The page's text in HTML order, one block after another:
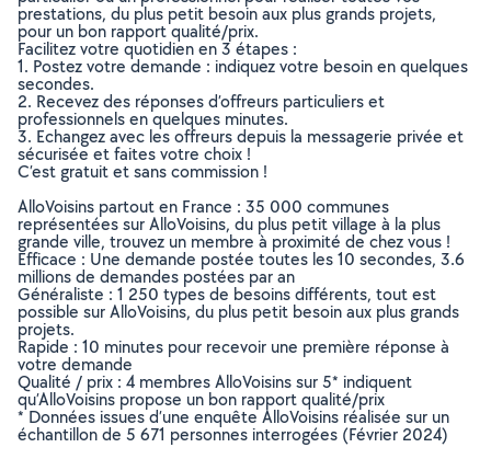
prestations, du plus petit besoin aux plus grands projets,
pour un bon rapport qualité/prix.
Facilitez votre quotidien en 3 étapes :
1. Postez votre demande : indiquez votre besoin en quelques
secondes.
2. Recevez des réponses d’offreurs particuliers et
professionnels en quelques minutes.
3. Echangez avec les offreurs depuis la messagerie privée et
sécurisée et faites votre choix !
C’est gratuit et sans commission !
AlloVoisins partout en France : 35 000 communes
représentées sur AlloVoisins, du plus petit village à la plus
grande ville, trouvez un membre à proximité de chez vous !
Efficace : Une demande postée toutes les 10 secondes, 3.6
millions de demandes postées par an
Généraliste : 1 250 types de besoins différents, tout est
possible sur AlloVoisins, du plus petit besoin aux plus grands
projets.
Rapide : 10 minutes pour recevoir une première réponse à
votre demande
Qualité / prix : 4 membres AlloVoisins sur 5* indiquent
qu’AlloVoisins propose un bon rapport qualité/prix
* Données issues d’une enquête AlloVoisins réalisée sur un
échantillon de 5 671 personnes interrogées (Février 2024)